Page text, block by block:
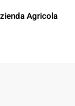
Agricola